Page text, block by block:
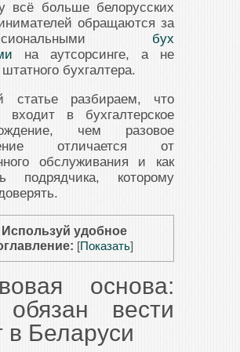
всё больше белорусских
обращаются за
бух
на аутсорсинге, а не
бухгалтера.
статье разбираем, что
входит в бухгалтерское
чем разовое
отличается от
обслуживания и как
подрядчика, которому
Используй удобное
[Показать]
основа:
обязан вести
в Беларуси